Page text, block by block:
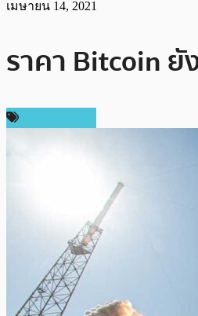
เมษายน 14, 2021
ราคา Bitcoin